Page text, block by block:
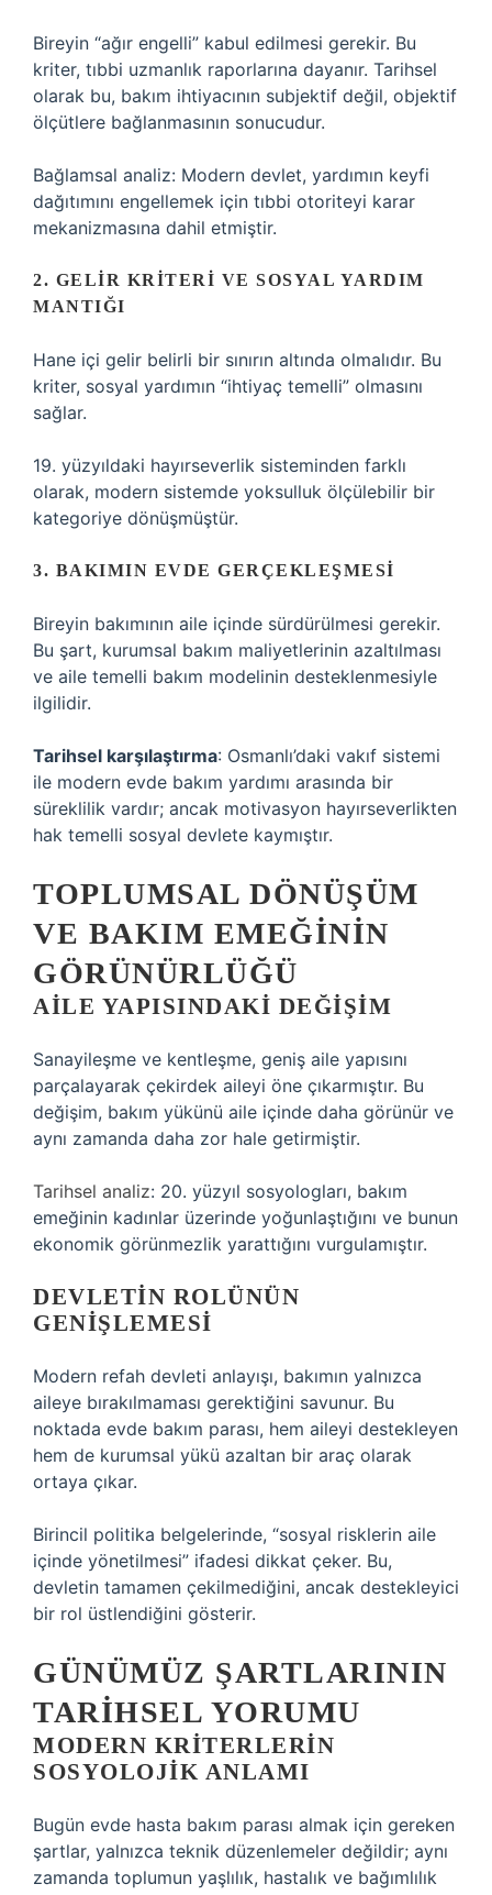
Bireyin “ağır engelli” kabul edilmesi gerekir. Bu
kriter, tıbbi uzmanlık raporlarına dayanır. Tarihsel
olarak bu, bakım ihtiyacının subjektif değil, objektif
ölçütlere bağlanmasının sonucudur.
Bağlamsal analiz: Modern devlet, yardımın keyfi
dağıtımını engellemek için tıbbi otoriteyi karar
mekanizmasına dahil etmiştir.
2. GELIR KRITERI VE SOSYAL YARDIM
MANTIĞI
Hane içi gelir belirli bir sınırın altında olmalıdır. Bu
kriter, sosyal yardımın “ihtiyaç temelli” olmasını
sağlar.
19. yüzyıldaki hayırseverlik sisteminden farklı
olarak, modern sistemde yoksulluk ölçülebilir bir
kategoriye dönüşmüştür.
3. BAKIMIN EVDE GERÇEKLEŞMESI
Bireyin bakımının aile içinde sürdürülmesi gerekir.
Bu şart, kurumsal bakım maliyetlerinin azaltılması
ve aile temelli bakım modelinin desteklenmesiyle
ilgilidir.
Tarihsel karşılaştırma: Osmanlı’daki vakıf sistemi
ile modern evde bakım yardımı arasında bir
süreklilik vardır; ancak motivasyon hayırseverlikten
hak temelli sosyal devlete kaymıştır.
TOPLUMSAL DÖNÜŞÜM
VE BAKIM EMEĞININ
GÖRÜNÜRLÜĞÜ
AILE YAPISINDAKI DEĞIŞIM
Sanayileşme ve kentleşme, geniş aile yapısını
parçalayarak çekirdek aileyi öne çıkarmıştır. Bu
değişim, bakım yükünü aile içinde daha görünür ve
aynı zamanda daha zor hale getirmiştir.
Tarihsel analiz: 20. yüzyıl sosyologları, bakım
emeğinin kadınlar üzerinde yoğunlaştığını ve bunun
ekonomik görünmezlik yarattığını vurgulamıştır.
DEVLETIN ROLÜNÜN
GENIŞLEMESI
Modern refah devleti anlayışı, bakımın yalnızca
aileye bırakılmaması gerektiğini savunur. Bu
noktada evde bakım parası, hem aileyi destekleyen
hem de kurumsal yükü azaltan bir araç olarak
ortaya çıkar.
Birincil politika belgelerinde, “sosyal risklerin aile
içinde yönetilmesi” ifadesi dikkat çeker. Bu,
devletin tamamen çekilmediğini, ancak destekleyici
bir rol üstlendiğini gösterir.
GÜNÜMÜZ ŞARTLARININ
TARIHSEL YORUMU
MODERN KRITERLERIN
SOSYOLOJIK ANLAMI
Bugün evde hasta bakım parası almak için gereken
şartlar, yalnızca teknik düzenlemeler değildir; aynı
zamanda toplumun yaşlılık, hastalık ve bağımlılık